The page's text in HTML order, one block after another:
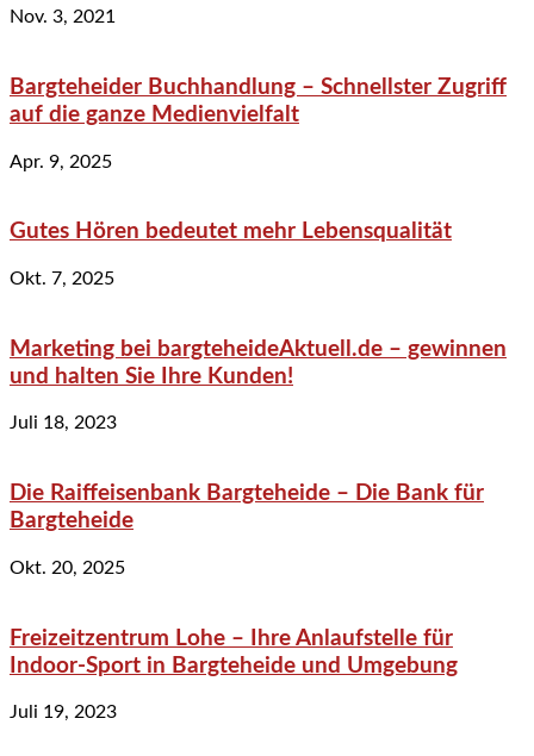
Nov. 3, 2021
Bargteheider Buchhandlung – Schnellster Zugriff
auf die ganze Medienvielfalt
Apr. 9, 2025
Gutes Hören bedeutet mehr Lebensqualität
Okt. 7, 2025
Marketing bei bargteheideAktuell.de – gewinnen
und halten Sie Ihre Kunden!
Juli 18, 2023
Die Raiffeisenbank Bargteheide – Die Bank für
Bargteheide
Okt. 20, 2025
Freizeitzentrum Lohe – Ihre Anlaufstelle für
Indoor-Sport in Bargteheide und Umgebung
Juli 19, 2023